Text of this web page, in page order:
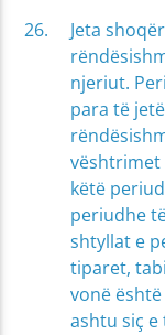
Jeta
njeriut.
para të
vështrimet
këtë
periudhe
shtyllat e
tiparet,
vonë
ashtu siç